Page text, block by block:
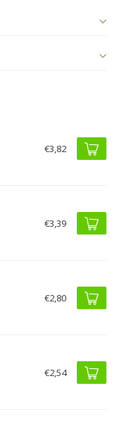
€3,82
€3,39
€2,80
€2,54